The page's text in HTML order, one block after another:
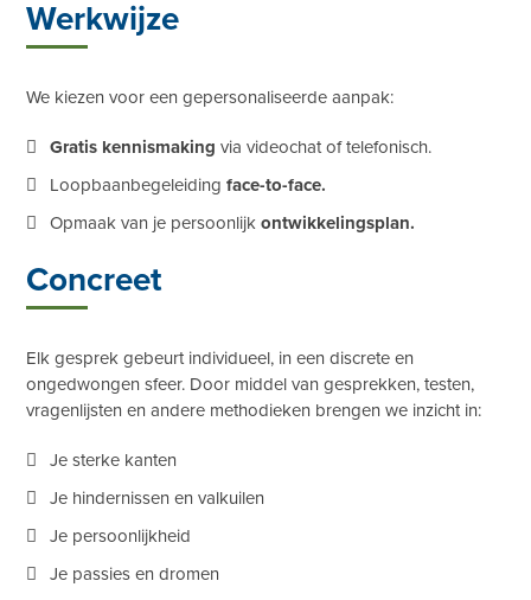
Werkwijze
We kiezen voor een gepersonaliseerde aanpak:
Gratis kennismaking via videochat of telefonisch.
Loopbaanbegeleidingface-to-face.
Opmaak van je persoonlijkontwikkelingsplan.
Concreet
Elk gesprek gebeurt individueel, in een discrete en
ongedwongen sfeer. Door middel van gesprekken, testen,
vragenlijsten en andere methodieken brengen we inzicht in:
Je sterke kanten
Je hindernissen en valkuilen
Je persoonlijkheid
Je passies en dromen